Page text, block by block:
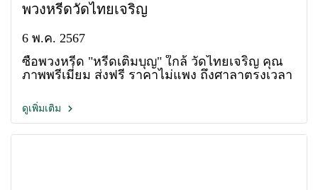
พวงหรีดวัดไทยเจริญ
6 พ.ค. 2567
ซื้อพวงหรีด "หรีดเติมบุญ" ใกล้ วัดไทยเจริญ คุณ
ภาพพรีเมี่ยม ส่งฟรี ราคาไม่แพง ถึงศาลาตรงเวลา
ดูเพิ่มเติม